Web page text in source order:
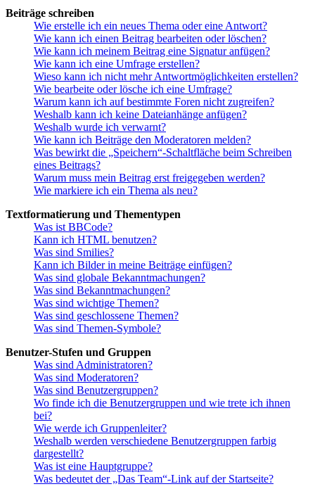
Beiträge schreiben
Wie erstelle ich ein neues Thema oder eine Antwort?
Wie kann ich einen Beitrag bearbeiten oder löschen?
Wie kann ich meinem Beitrag eine Signatur anfügen?
Wie kann ich eine Umfrage erstellen?
Wieso kann ich nicht mehr Antwortmöglichkeiten erstellen?
Wie bearbeite oder lösche ich eine Umfrage?
Warum kann ich auf bestimmte Foren nicht zugreifen?
Weshalb kann ich keine Dateianhänge anfügen?
Weshalb wurde ich verwarnt?
Wie kann ich Beiträge den Moderatoren melden?
Was bewirkt die „Speichern“-Schaltfläche beim Schreiben
eines Beitrags?
Warum muss mein Beitrag erst freigegeben werden?
Wie markiere ich ein Thema als neu?
Textformatierung und Thementypen
Was ist BBCode?
Kann ich HTML benutzen?
Was sind Smilies?
Kann ich Bilder in meine Beiträge einfügen?
Was sind globale Bekanntmachungen?
Was sind Bekanntmachungen?
Was sind wichtige Themen?
Was sind geschlossene Themen?
Was sind Themen-Symbole?
Benutzer-Stufen und Gruppen
Was sind Administratoren?
Was sind Moderatoren?
Was sind Benutzergruppen?
Wo finde ich die Benutzergruppen und wie trete ich ihnen
bei?
Wie werde ich Gruppenleiter?
Weshalb werden verschiedene Benutzergruppen farbig
dargestellt?
Was ist eine Hauptgruppe?
Was bedeutet der „Das Team“-Link auf der Startseite?